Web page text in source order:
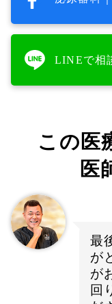
LINEで相
この医
医
最
が
が
回